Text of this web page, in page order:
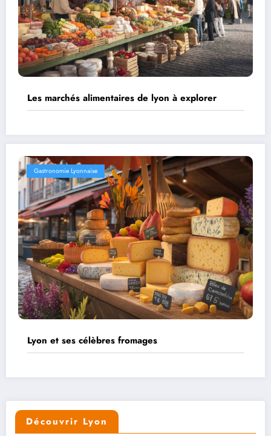
Les marchés alimentaires de lyon à explorer
Gastronomie Lyonnaise
Lyon et ses célèbres fromages
Découvrir Lyon